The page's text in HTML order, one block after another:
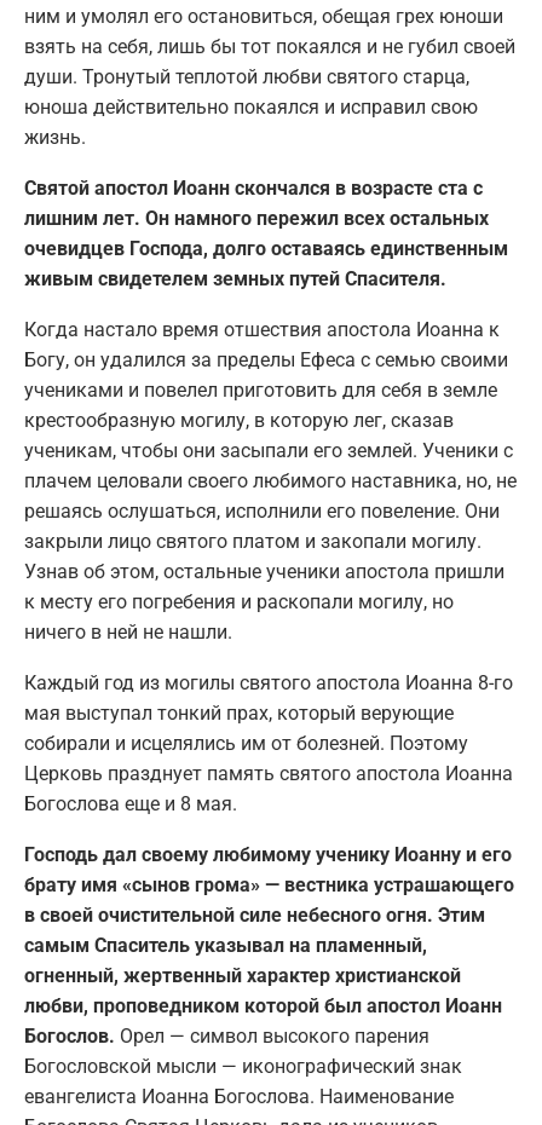
ним и умолял его остановиться, обещая грех юноши
взять на себя, лишь бы тот покаялся и не губил своей
души. Тронутый теплотой любви святого старца,
юноша действительно покаялся и исправил свою
жизнь.
Святой апостол Иоанн скончался в возрасте ста с
лишним лет. Он намного пережил всех остальных
очевидцев Господа, долго оставаясь единственным
живым свидетелем земных путей Спасителя.
Когда настало время отшествия апостола Иоанна к
Богу, он удалился за пределы Ефеса с семью своими
учениками и повелел приготовить для себя в земле
крестообразную могилу, в которую лег, сказав
ученикам, чтобы они засыпали его землей. Ученики с
плачем целовали своего любимого наставника, но, не
решаясь ослушаться, исполнили его повеление. Они
закрыли лицо святого платом и закопали могилу.
Узнав об этом, остальные ученики апостола пришли
к месту его погребения и раскопали могилу, но
ничего в ней не нашли.
Каждый год из могилы святого апостола Иоанна 8-го
мая выступал тонкий прах, который верующие
собирали и исцелялись им от болезней. Поэтому
Церковь празднует память святого апостола Иоанна
Богослова еще и 8 мая.
Господь дал своему любимому ученику Иоанну и его
брату имя «сынов грома» — вестника устрашающего
в своей очистительной силе небесного огня. Этим
самым Спаситель указывал на пламенный,
огненный, жертвенный характер христианской
любви, проповедником которой был апостол Иоанн
Богослов. Орел — символ высокого парения
Богословской мысли — иконографический знак
евангелиста Иоанна Богослова. Наименование